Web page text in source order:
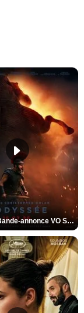
L'Odyssée Bande-annonce VO STFR